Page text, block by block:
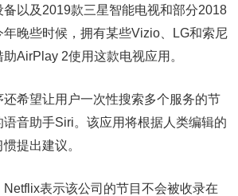
以及2019款三星智能电视和部分2018
晚些时候，拥有某些Vizio、LG和索尼
AirPlay 2使用这款电视应用。
希望让用户一次性搜索多个服务的节
语音助手Siri。该应用将根据人类编辑的
提出建议。
表示该公司的节目不会被收录在